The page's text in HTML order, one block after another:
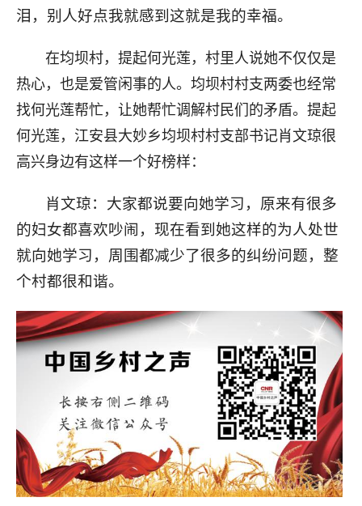
泪，别人好点我就感到这就是我的幸福。
在均坝村，提起何光莲，村里人说她不仅仅是
热心，也是爱管闲事的人。均坝村村支两委也经常
找何光莲帮忙，让她帮忙调解村民们的矛盾。提起
何光莲，江安县大妙乡均坝村村支部书记肖文琼很
高兴身边有这样一个好榜样：
肖文琼：大家都说要向她学习，原来有很多
的妇女都喜欢吵闹，现在看到她这样的为人处世
就向她学习，周围都减少了很多的纠纷问题，整
个村都很和谐。